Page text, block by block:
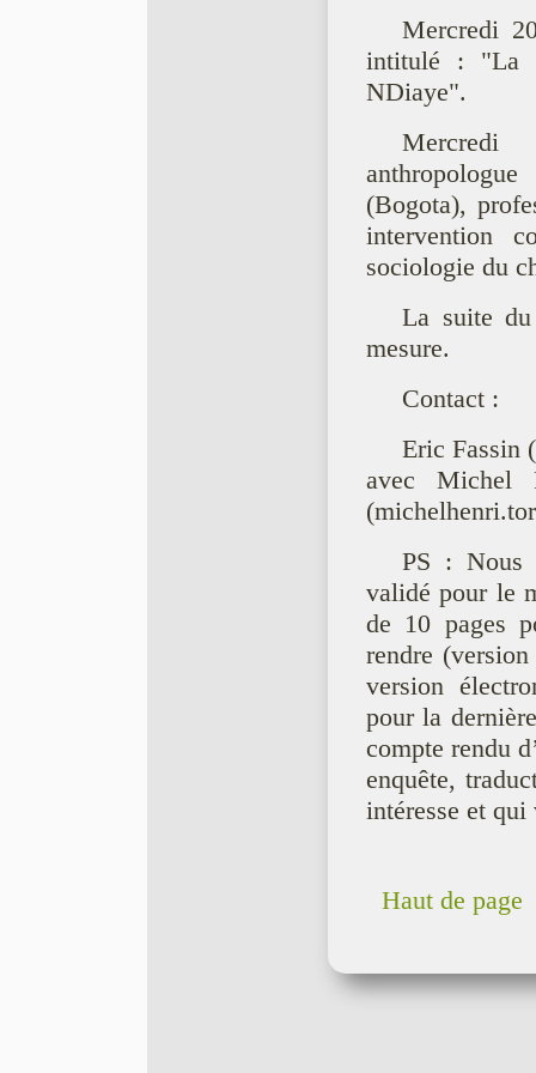
Mercredi
intitulé : "La
NDiaye".
(Bogota),
intervention
sociologie du
La suite
mesure.
Contact :
Eric Fassin
avec Michel
PS : Nous
validé pour le
de 10 pages
rendre
version
pour la
compte rendu
enquête,
intéresse et
Haut de page